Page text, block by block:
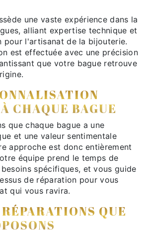
une vaste expérience dans la
alliant expertise technique et
pour l'artisanat de la bijouterie.
est effectuée avec une précision
que votre bague retrouve
CHAQUE BAGUE
que chaque bague a une
et une valeur sentimentale
approche est donc entièrement
équipe prend le temps de
spécifiques, et vous guide
de réparation pour vous
qui vous ravira.
QUE